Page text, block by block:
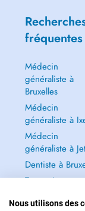
fréquentes
Médecin
généraliste à
Bruxelles
Médecin
généraliste à
Médecin
généraliste à
Dentiste à
Tout voir →
Nous utilisons des